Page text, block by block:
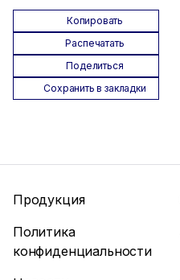
Копировать
Распечатать
Поделиться
Сохранить в закладки
Продукция
Политика
конфиденциальности